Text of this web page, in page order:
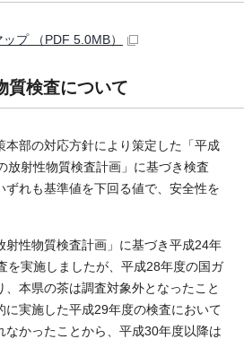
プ （PDF 5.0MB）
質検査について
本部の対応方針により策定した「平成
放射性物質検査計画」に基づき検査
ずれも基準値を下回る値で、安全性を
性物質検査計画」に基づき平成24年
を実施しましたが、平成28年度の国ガ
、本県の茶は調査対象外となったこと
に実施した平成29年度の検査において
なかったことから、平成30年度以降は